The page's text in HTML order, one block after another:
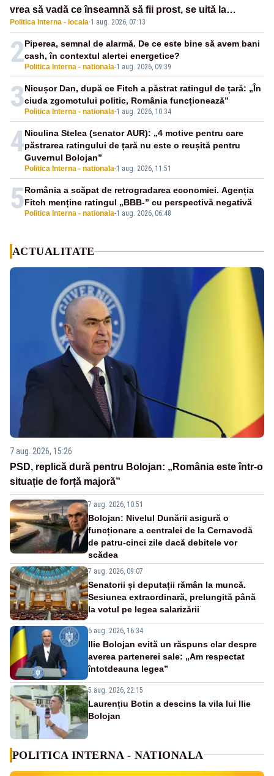
vrea să vadă ce înseamnă să fii prost, se uită la
România
Politica Interna - locala·1 aug. 2026, 07:13
2 Politica Interna - nationala-1 aug. 2026, 09:39
Piperea, semnal de alarmă. De ce este bine să avem bani
cash, în contextul alertei energetice?
3 Politica Interna - nationala-1 aug. 2026, 10:34
Nicușor Dan, după ce Fitch a păstrat ratingul de țară: „În
ciuda zgomotului politic, România funcționează”
4
Politica Interna - nationala-1 aug. 2026, 11:51
Niculina Stelea (senator AUR): „4 motive pentru care
păstrarea ratingului de țară nu este o reușită pentru
Guvernul Bolojan”
5 Politica Interna - nationala-1 aug. 2026, 06:48
România a scăpat de retrogradarea economiei. Agenția
Fitch menține ratingul „BBB-” cu perspectivă negativă
ACTUALITATE
7 aug. 2026, 15:26
PSD, replică dură pentru Bolojan: „România este într-o
situație de forță majoră”
7 aug. 2026, 10:51
Bolojan: Nivelul Dunării asigură o
funcționare a centralei de la Cernavodă
de patru-cinci zile dacă debitele vor
scădea
7 aug. 2026, 09:07
Senatorii și deputații rămân la muncă.
Sesiunea extraordinară, prelungită până
la votul pe legea salarizării
6 aug. 2026, 16:34
Ilie Bolojan evită un răspuns clar despre
averea partenerei sale: „Am respectat
întotdeauna legea”
5 aug. 2026, 22:15
Laurențiu Botin a descins la vila lui Ilie
Bolojan
POLITICA INTERNA - NATIONALA